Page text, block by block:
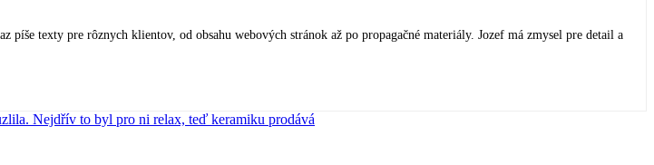
texty pre rôznych klientov, od obsahu webových stránok až po propagačné materiály. Jozef má zmysel pre detail a
Nejdřív to byl pro ni relax, teď keramiku prodává